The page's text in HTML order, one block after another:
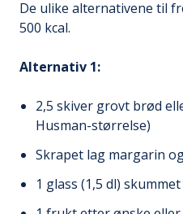
De ulike alternativene til
500 kcal.
Alternativ 1:
2,5 skiver grovt brød
Husman-størrelse)
Skrapet lag margarin
1 glass (1,5 dl)